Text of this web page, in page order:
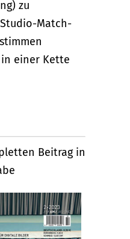
zu
Match-
einer Kette
Beitrag in